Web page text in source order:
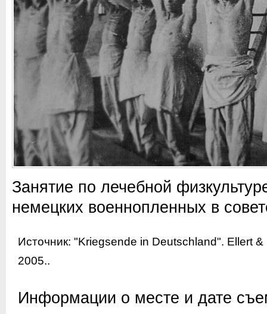
Занятие по лечебной
немецких военнопленных в
Источник: "Kriegsende in Deutschland". Ellert
2005..
Информации о месте и дате